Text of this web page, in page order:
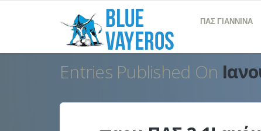
ΠΑΣ ΓΙΑΝΝΙΝΑ
Entries Published On